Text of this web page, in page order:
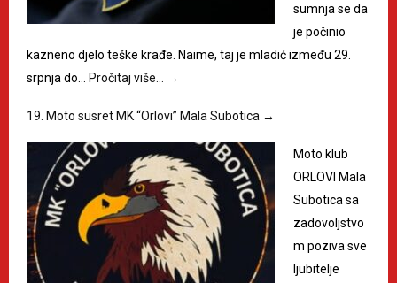
sumnja se da
je počinio
kazneno djelo teške krađe. Naime, taj je mladić između 29.
srpnja do…
Pročitaj više… →
19. Moto susret MK “Orlovi” Mala Subotica →
Moto klub
ORLOVI Mala
Subotica sa
zadovoljstvo
m poziva sve
ljubitelje